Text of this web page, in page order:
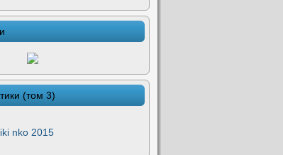
(том 3)